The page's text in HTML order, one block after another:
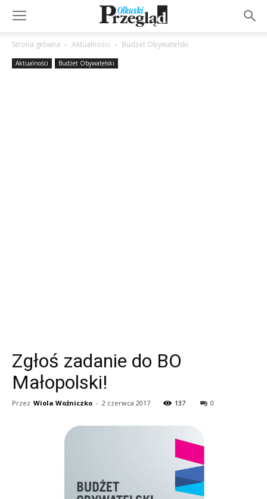
Strona główna Aktualności Budżet Obywatelski
Aktualności Budżet Obywatelski
Zgłoś zadanie do BO
Małopolski!
Przez Wiola Woźniczko - 2 czerwca 2017 137 0